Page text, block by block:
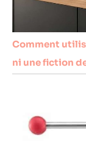
Comment
ni une fiction